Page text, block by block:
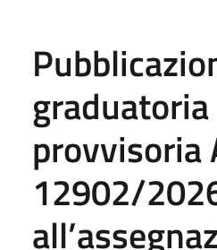
graduatoria
provvisoria
12902/